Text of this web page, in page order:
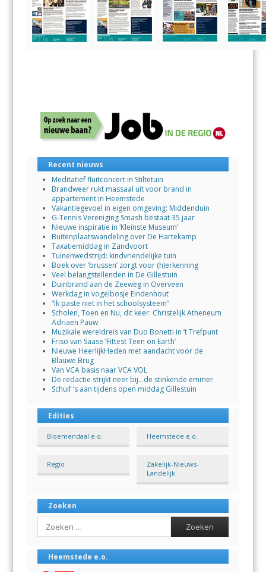
Recent nieuws
Meditatief fluitconcert in Stiltetuin
Brandweer rukt massaal uit voor brand in
appartement in Heemstede
Vakantiegevoel in eigen omgeving: Middenduin
G-Tennis Vereniging Smash bestaat 35 jaar
Nieuwe inspiratie in ‘Kleinste Museum’
Buitenplaatswandeling over De Hartekamp
Taxatiemiddag in Zandvoort
Tuinenwedstrijd: kindvriendelijke tuin
Boek over ‘brussen’ zorgt voor (h)erkenning
Veel belangstellenden in De Gillestuin
Duinbrand aan de Zeeweg in Overveen
Werkdag in vogelbosje Eindenhout
“Ik paste niet in het schoolsysteem”
Scholen, Toen en Nu, dit keer: Christelijk Atheneum
Adriaen Pauw
Muzikale wereldreis van Duo Bonetti in ’t Trefpunt
Friso van Saase ‘Fittest Teen on Earth’
Nieuwe HeerlijkHeden met aandacht voor de
Blauwe Brug
Van VCA basis naar VCA VOL
De redactie strijkt neer bij…de stinkende emmer
Schuif ’s aan tijdens open middag Gillestuin
Edities
Bloemendaal e.o. Heemstede e.o.
Regio
Zakelijk-Nieuws-
Landelijk
Zoeken
Search
Heemstede e.o.